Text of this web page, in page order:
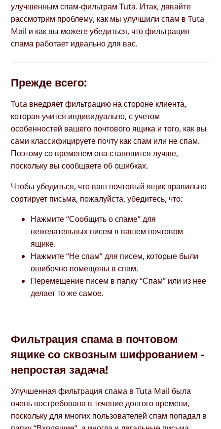
улучшенным спам-фильтрам Tuta. Итак, давайте
рассмотрим проблему, как мы улучшили спам в Tuta
Mail и как вы можете убедиться, что фильтрация
спама работает идеально для вас.
Прежде всего:
Tuta внедряет фильтрацию на стороне клиента,
которая учится индивидуально, с учетом
особенностей вашего почтового ящика и того, как вы
сами классифицируете почту как спам или не спам.
Поэтому со временем она становится лучше,
поскольку вы сообщаете об ошибках.
Чтобы убедиться, что ваш почтовый ящик правильно
сортирует письма, пожалуйста, убедитесь, что:
Нажмите “Сообщить о спаме” для
нежелательных писем в вашем почтовом
ящике.
Нажмите “Не спам” для писем, которые были
ошибочно помещены в спам.
Перемещение писем в папку “Спам” или из нее
делает то же самое.
Фильтрация спама в почтовом
ящике со сквозным шифрованием -
непростая задача!
Улучшенная фильтрация спама в Tuta Mail была
очень востребована в течение долгого времени,
поскольку для многих пользователей спам попадал в